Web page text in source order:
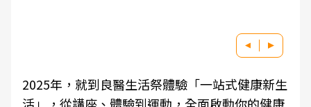
2025年，就到良醫生活祭體驗「一站式健康新生